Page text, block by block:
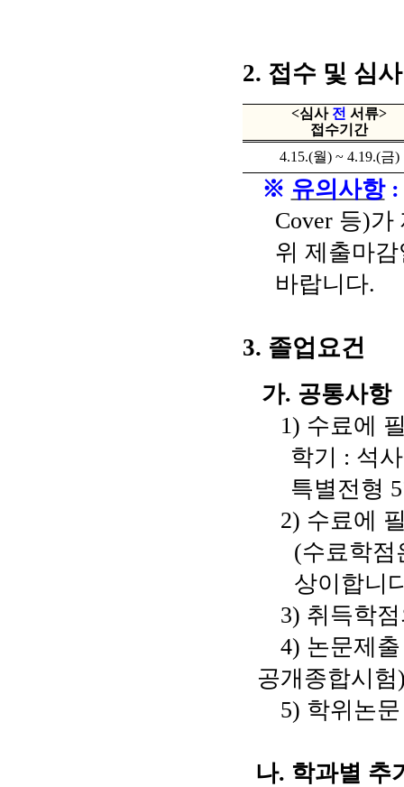
2. 접수 및 심
<심사 전 서류>
접 수기간
4.15.(월) ~ 4.19.(금)
※ 유의사항 :
Cover 등)가
위 제출마
바랍니다.
3. 졸업요건
가. 공통사항
1) 수료에
학기 : 석
특별전형 5
2) 수료에
(수료학점
상이합니
3) 취득학
4) 논문제
공개종합시험
5) 학위논
나. 학과별 추